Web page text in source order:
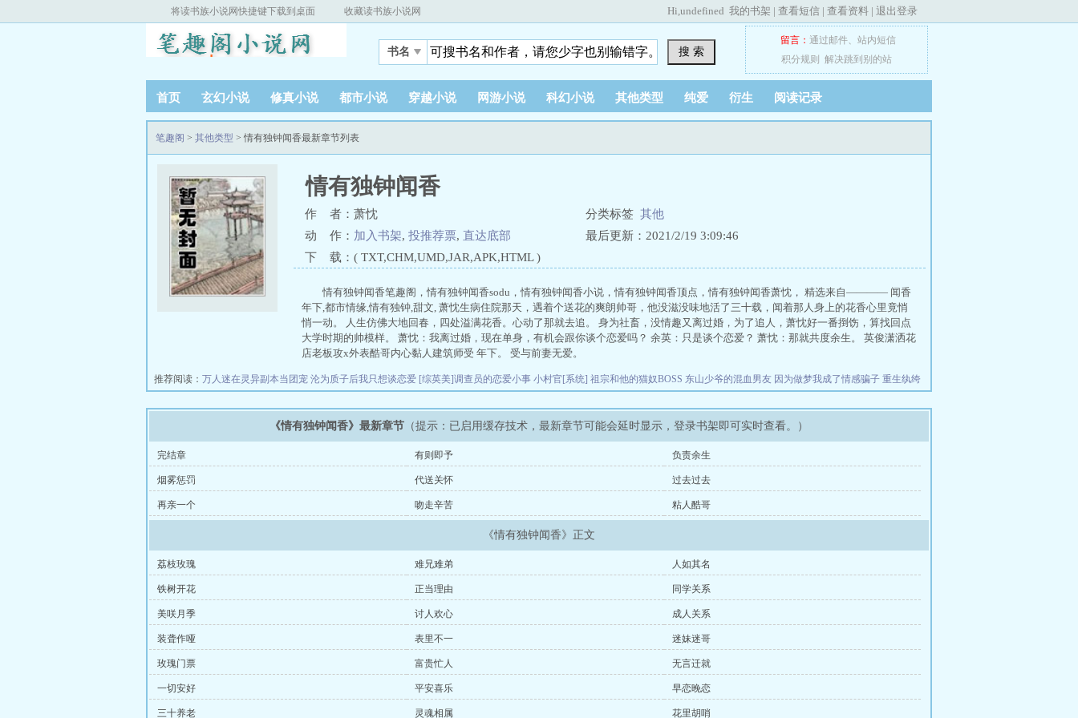
将读书族小说网快捷键下载到桌面 收藏读书族小说网 Hi,undefined 我的书架 | 查看短信 | 查看资料 | 退出登录
书名 搜 索
留言： 通过邮件、 站内短信
积分规则
解决跳到别的站
首页 玄幻小说 修真小说 都市小说 穿越小说 网游小说 科幻小说 其他类型 纯爱 衍生 阅读记录
笔趣阁 > 其他类型 > 情有独钟闻香最新章节列表
情有独钟闻香
作 者：萧忱 分类标签 其他
动 作： 加入书架, 投推荐票, 直达底部
最后更新：2021/2/19 3:09:46
下 载：( TXT,CHM,UMD,JAR,APK,HTML )
情有独钟闻香笔趣阁，情有独钟闻香sodu，情有独钟闻香小说，情有独钟闻香顶点，情有独钟闻香萧忱， 精选来自———— 闻香
年下,都市情缘,情有独钟,甜文, 萧忱生病住院那天，遇着个送花的爽朗帅哥，他没滋没味地活了三十载，闻着那人身上的花香心里竟悄
悄一动。 人生仿佛大地回春，四处溢满花香。心动了那就去追。 身为社畜，没情趣又离过婚，为了追人，萧忱好一番捯饬，算找回点
大学时期的帅模样。 萧忱：我离过婚，现在单身，有机会跟你谈个恋爱吗？ 余英：只是谈个恋爱？ 萧忱：那就共度余生。 英俊潇洒花
店老板攻x外表酷哥内心黏人建筑师受 年下。 受与前妻无爱。
推荐阅读： 万人迷在灵异副本当团宠 沦为质子后我只想谈恋爱 [综英美]调查员的恋爱小事 小村官[系统] 祖宗和他的猫奴BOSS 东山少爷的混血男友 因为做梦我成了情感骗子 重生纨绔
《情有独钟闻香》最新章节 （提示：已启用缓存技术，最新章节可能会延时显示，登录书架即可实时查看。）
完结章 有则即予 负责余生
烟雾惩罚 代送关怀 过去过去
再亲一个 吻走辛苦 粘人酷哥
《情有独钟闻香》正文
荔枝玫瑰 难兄难弟 人如其名
铁树开花 正当理由 同学关系
美咲月季 讨人欢心 成人关系
装聋作哑 表里不一 迷妹迷哥
玫瑰门票 富贵忙人 无言迁就
一切安好 平安喜乐 早恋晚恋
三十养老 灵魂相属 花里胡哨